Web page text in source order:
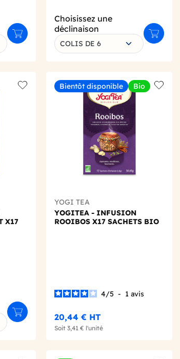
Ajouter au panier
Choisissez une
déclinaison
COLIS DE 6
Ajouter
Add to wishlist
X17
Ajouter au panier
Bientôt disponible Bio
Add
YOGI TEA
YOGITEA - INFUSION
ROOIBOS X17 SACHETS BIO
4/5 - 1 avis
20,44 € HT
Soit 3,41 € l'unité